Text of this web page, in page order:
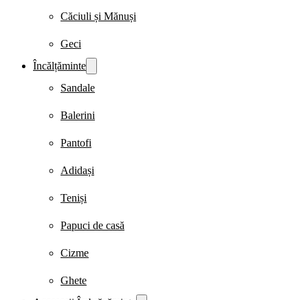
Căciuli și Mănuși
Geci
Încălțăminte
Sandale
Balerini
Pantofi
Adidași
Teniși
Papuci de casă
Cizme
Ghete